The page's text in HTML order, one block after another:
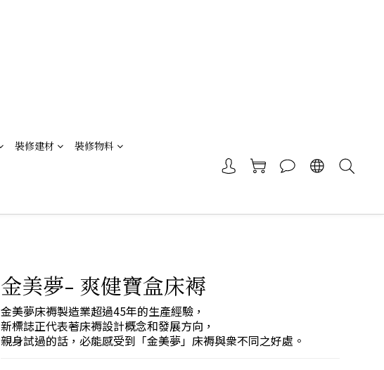
裝修建材 裝修物料
金美夢- 爽健寶盒床褥
金美夢床褥製造業超過45年的生產經驗，
新標誌正代表著床褥設計概念和發展方向，
親身試過的話，必能感受到「金美夢」床褥與衆不同之好處。